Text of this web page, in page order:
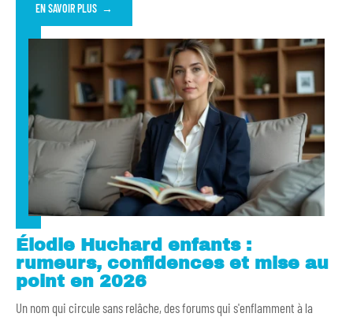
EN SAVOIR PLUS
Élodie Huchard enfants :
rumeurs, confidences et mise au
point en 2026
Un nom qui circule sans relâche, des forums qui s'enflamment à la